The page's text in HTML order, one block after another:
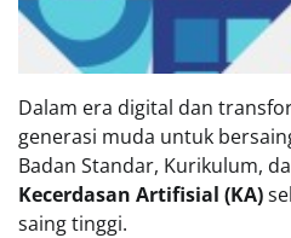
Dalam era digital dan
generasi muda untuk
Badan Standar, Kurikulum,
Kecerdasan Artifisial (KA)
saing tinggi.